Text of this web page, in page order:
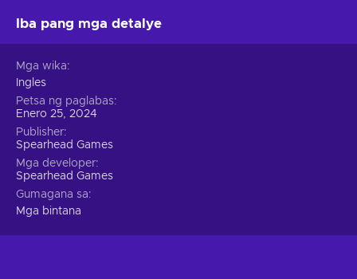
Iba pang mga detalye
Mga wika
Ingles
Petsa ng paglabas
Enero 25, 2024
Publisher
Spearhead Games
Mga developer
Spearhead Games
Gumagana sa
Mga bintana